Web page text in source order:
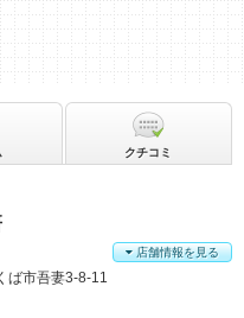
ば市吾妻3-8-11
店舗情報を見る
クチコミ